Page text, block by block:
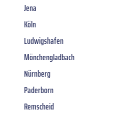
Jena
Köln
Ludwigshafen
Mönchengladbach
Nürnberg
Paderborn
Remscheid